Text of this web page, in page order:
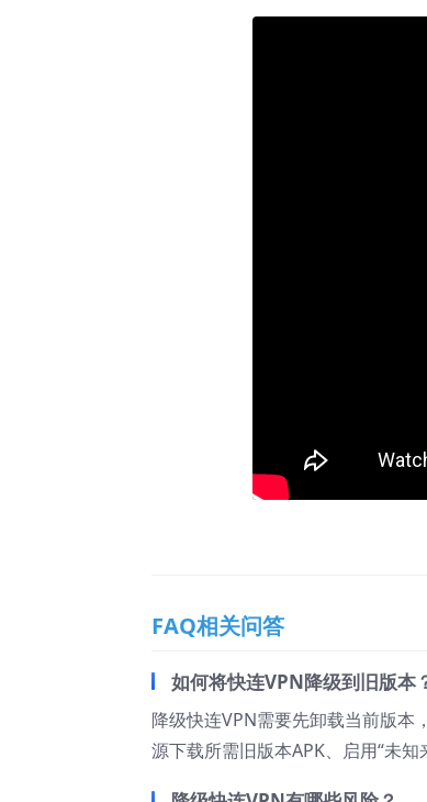
FAQ相关问答
如何将快连VPN降级到旧版本
降级快连VPN需要先卸载当前版本
源下载所需旧版本APK、启用“未知